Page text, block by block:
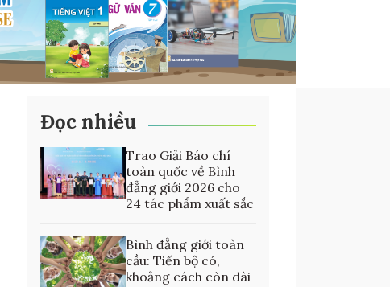
Đọc nhiều
Trao Giải Báo chí
toàn quốc về Bình
đẳng giới 2026 cho
24 tác phẩm xuất sắc
Bình đẳng giới toàn
cầu: Tiến bộ có,
khoảng cách còn dài